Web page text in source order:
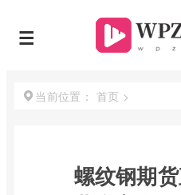
当前位置： 首页 >
螺纹钢期